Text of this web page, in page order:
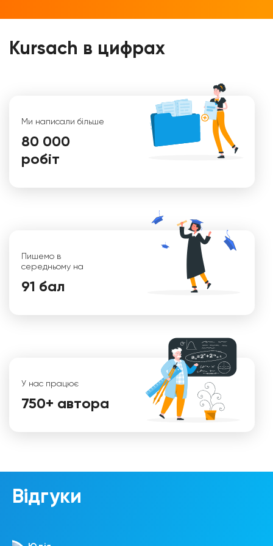
Kursach в цифрах
Ми написали більше
80 000
робіт
Пишемо в
середньому на
91 бал
У нас працює
750+ автора
Відгуки
Уляна